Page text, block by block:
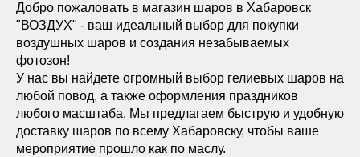
Добро пожаловать в магазин шаров в Хабаровск
"ВОЗДУХ" - ваш идеальный выбор для покупки
воздушных шаров и создания незабываемых
фотозон!
У нас вы найдете огромный выбор гелиевых шаров на
любой повод, а также оформления праздников
любого масштаба. Мы предлагаем быструю и удобную
доставку шаров по всему Хабаровску, чтобы ваше
мероприятие прошло как по маслу.